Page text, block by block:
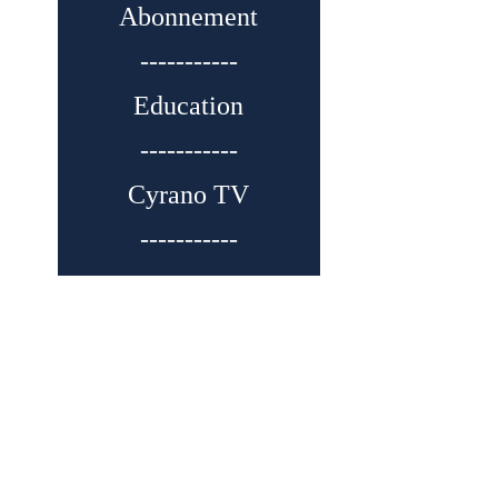
Abonnement
-----------
Education
-----------
Cyrano TV
-----------